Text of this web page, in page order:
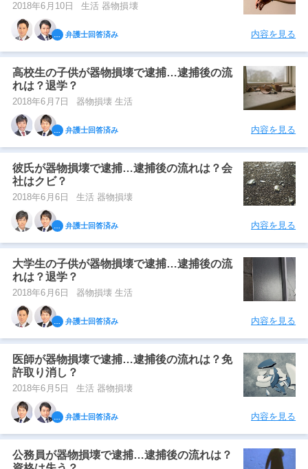
2018年6月10日 生活 器物損壊
弁護士回答済み 内容を見る
高校生の子供が器物損壊で逮捕…逮捕後の流
れは？退学？
2018年6月7日 器物損壊 生活
弁護士回答済み 内容を見る
彼氏が器物損壊で逮捕…逮捕後の流れは？会
社はクビ？
2018年6月6日 生活 器物損壊
弁護士回答済み 内容を見る
大学生の子供が器物損壊で逮捕…逮捕後の流
れは？退学？
2018年6月6日 器物損壊 生活
弁護士回答済み 内容を見る
医師が器物損壊で逮捕…逮捕後の流れは？免
許取り消し？
2018年6月5日 生活 器物損壊
弁護士回答済み 内容を見る
公務員が器物損壊で逮捕…逮捕後の流れは？